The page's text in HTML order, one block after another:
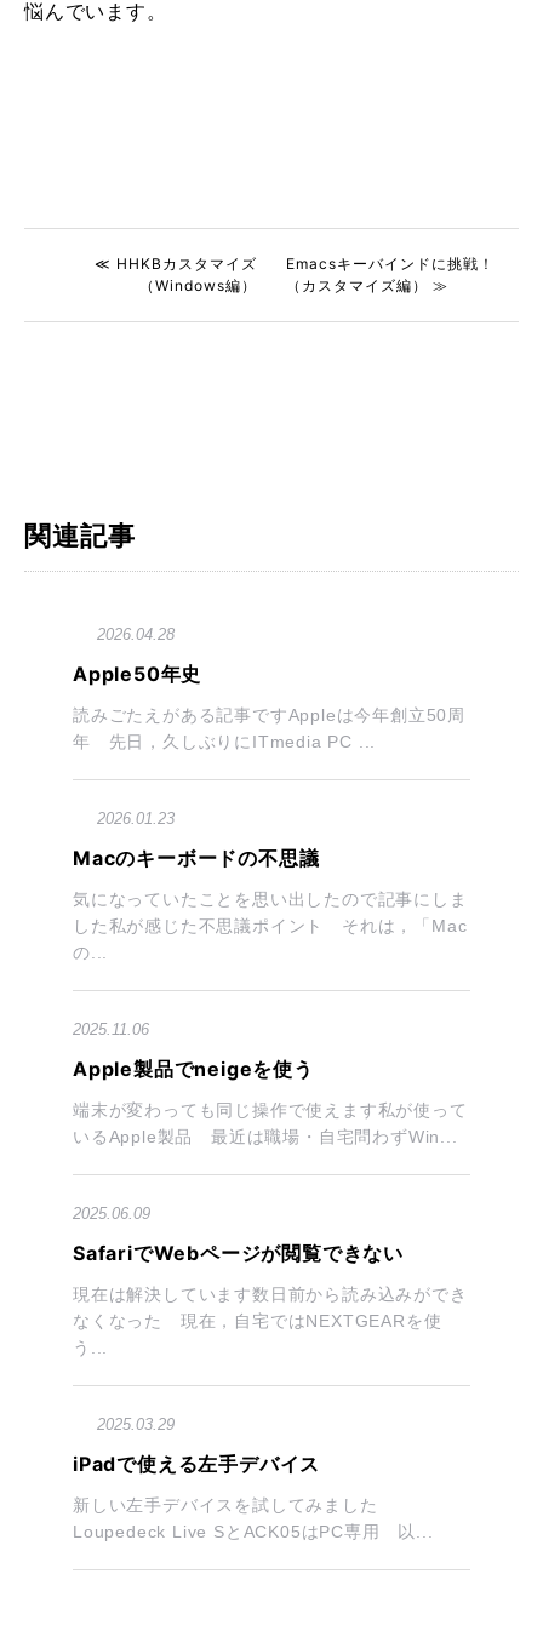
悩んでいます。
≪ HHKBカスタマイズ
（Windows編）
Emacsキーバインドに挑戦！
（カスタマイズ編） ≫
関連記事
2026.04.28
Apple50年史
読みごたえがある記事ですAppleは今年創立50周
年 先日，久しぶりにITmedia PC ...
2026.01.23
Macのキーボードの不思議
気になっていたことを思い出したので記事にしま
した私が感じた不思議ポイント それは，「Mac
の...
2025.11.06
Apple製品でneigeを使う
端末が変わっても同じ操作で使えます私が使って
いるApple製品 最近は職場・自宅問わずWin...
2025.06.09
SafariでWebページが閲覧できない
現在は解決しています数日前から読み込みができ
なくなった 現在，自宅ではNEXTGEARを使
う...
2025.03.29
iPadで使える左手デバイス
新しい左手デバイスを試してみました
Loupedeck Live SとACK05はPC専用 以...